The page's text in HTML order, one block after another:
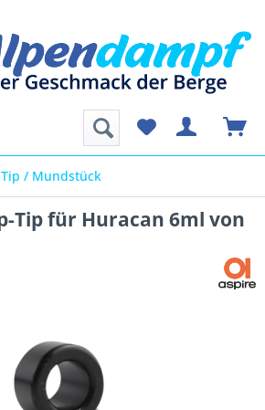
/ Mundstück
Tip für Huracan 6ml von